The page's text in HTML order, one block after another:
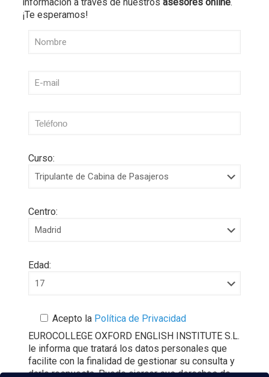
¡Te esperamos!
Curso:
Centro:
Edad:
Acepto laPolítica de Privacidad
EUROCOLLEGE OXFORD ENGLISH INSTITUTE S.L.
le informa que tratará los datos personales que
facilite con la finalidad de gestionar su consulta y
darle respuesta. Puede ejercer sus derechos de